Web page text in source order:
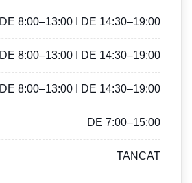
DE 8:00–13:00 I DE 14:30–19:00
DE 8:00–13:00 I DE 14:30–19:00
DE 8:00–13:00 I DE 14:30–19:00
DE 7:00–15:00
TANCAT